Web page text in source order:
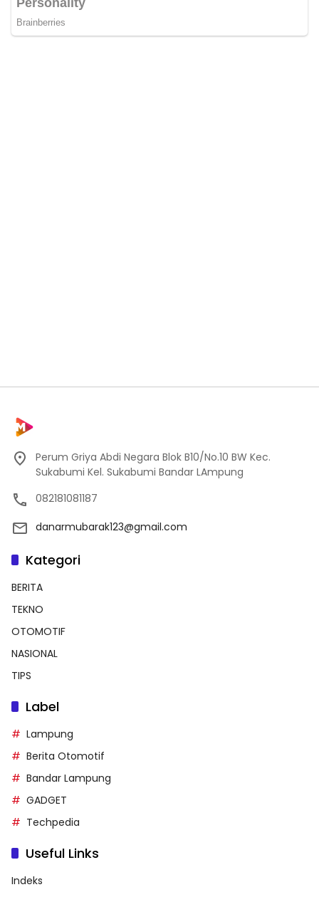
Perum Griya Abdi Negara Blok B10/No.10 BW Kec.
Sukabumi Kel. Sukabumi Bandar LAmpung
082181081187
danarmubarak123@gmail.com
Kategori
BERITA
TEKNO
OTOMOTIF
NASIONAL
TIPS
Label
Lampung
Berita Otomotif
Bandar Lampung
GADGET
Techpedia
Useful Links
Indeks